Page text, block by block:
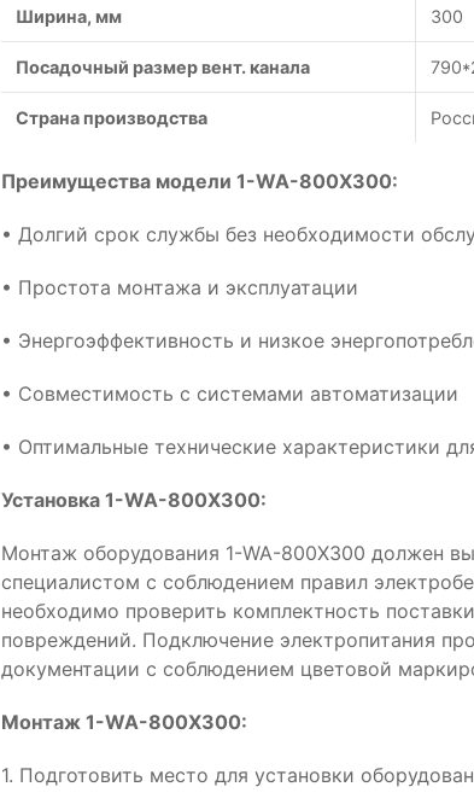
Ширина, мм 300
Посадочный размер вент. канала
Страна производства
Преимущества модели 1-WA-800X300:
• Долгий срок службы без необходимости
• Простота монтажа и эксплуатации
• Энергоэффективность и низкое
• Совместимость с системами автоматизации
• Оптимальные технические характеристики
Установка 1-WA-800X300:
Монтаж оборудования 1-WA-800X300 должен
специалистом с соблюдением правил
необходимо проверить комплектность
повреждений. Подключение электропитания
документации с соблюдением цветовой
Монтаж 1-WA-800X300:
1. Подготовить место для установки